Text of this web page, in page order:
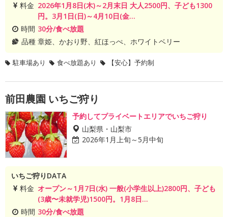
料金 2026年1月8日(木)～2月末日 大人2500円、子ども1300
円。3月1日(日)～4月10日(金...
時間 30分/食べ放題
品種 章姫、かおり野、紅ほっぺ、ホワイトベリー
駐車場あり 食べ放題あり 【安心】予約制
前田農園 いちご狩り
予約してプライベートエリアでいちご狩り
山梨県・山梨市
2026年1月上旬～5月中旬
いちご狩りDATA
料金 オープン～1月7日(水) 一般(小学生以上)2800円、子ども
(3歳〜未就学児)1500円。1月8日...
時間 30分/食べ放題